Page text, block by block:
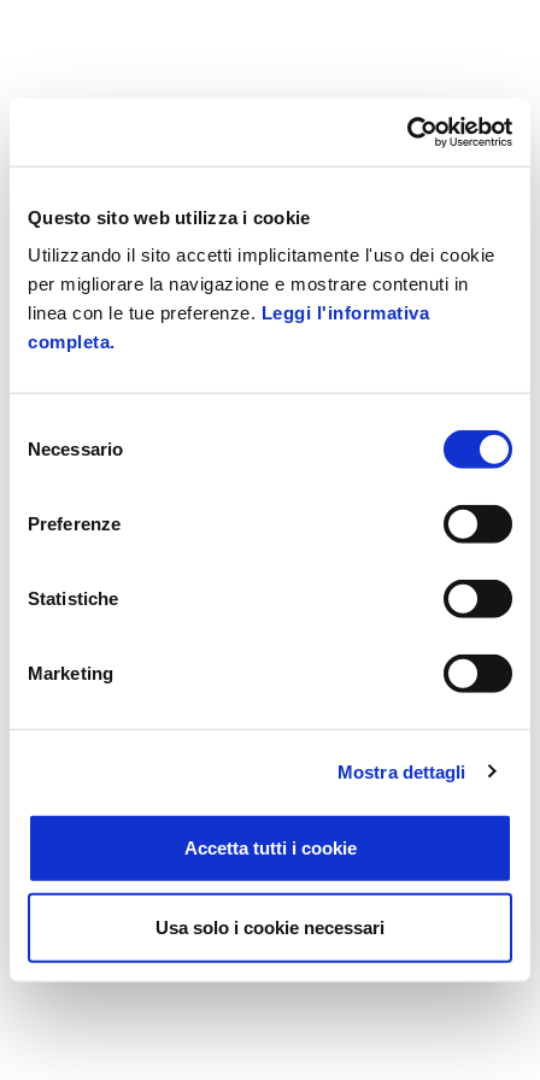
Questo sito web utilizza i cookie
Utilizzando il sito accetti implicitamente l'uso dei cookie
per migliorare la navigazione e mostrare contenuti in
linea con le tue preferenze. Leggi l'informativa
completa.
delNecessario
Preferenze
Statistiche
Marketing
Mostra dettagli
Accetta tutti i cookie
Usa solo i cookie necessari